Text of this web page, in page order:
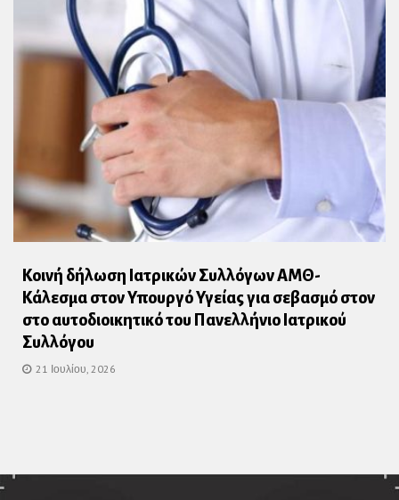
Κοινή δήλωση Ιατρικών Συλλόγων ΑΜΘ-
Κάλεσμα στον Υπουργό Υγείας για σεβασμό στον
στο αυτοδιοικητικό του Πανελλήνιο Ιατρικού
Συλλόγου
21 Ιουλίου, 2026